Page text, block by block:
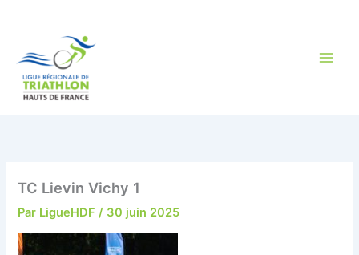
TC Lievin Vichy 1
Par LigueHDF/ 30 juin 2025